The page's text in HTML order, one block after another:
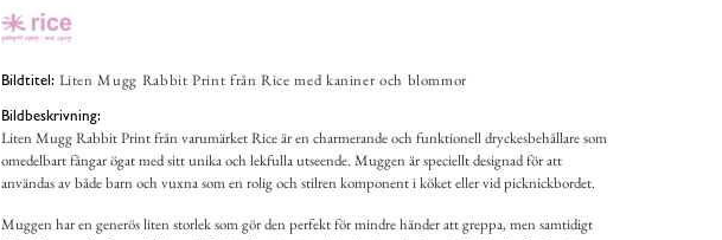
Bildtitel: Liten Mugg Rabbit Print från Rice med kaniner och blommor
Bildbeskrivning:
Liten Mugg Rabbit Print från varumärket Rice är en charmerande och funktionell dryckesbehållare som
omedelbart fångar ögat med sitt unika och lekfulla utseende. Muggen är speciellt designad för att
användas av både barn och vuxna som en rolig och stilren komponent i köket eller vid picknickbordet.
Muggen har en generös liten storlek som gör den perfekt för mindre händer att greppa, men samtidigt